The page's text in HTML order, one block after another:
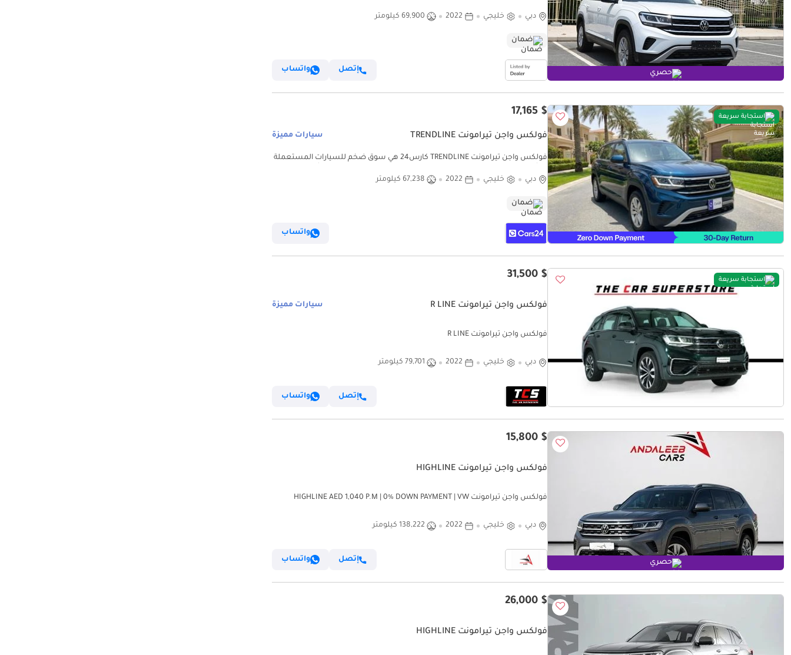
حصري
دبي خليجي 2022 69,900 كيلومتر
ضمان
إتصل واتساب
استجابة سريعة $ 17,165
فولكس واجن تيرامونت TRENDLINE سيارات مميزة
فولكس واجن تيرامونت TRENDLINE كارس24 هي سوق ضخم للسيارات المستعملة
دبي
خليجي 2022 67,238 كيلومتر
ضمان
واتساب
استجابة سريعة $ 31,500
فولكس واجن تيرامونت R LINE سيارات مميزة
فولكس واجن تيرامونت R LINE
دبي خليجي 2022 79,701 كيلومتر
إتصل واتساب
حصري
$ 15,800
فولكس واجن تيرامونت HIGHLINE
فولكس واجن تيرامونت HIGHLINE AED 1,040 P.M | 0% DOWN PAYMENT | VW
دبي خليجي 2022 138,222 كيلومتر
إتصل واتساب
$ 26,000
فولكس واجن تيرامونت HIGHLINE